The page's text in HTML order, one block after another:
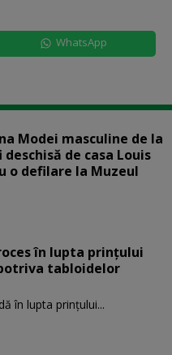
WhatsApp
Modei masculine de la
deschisă de casa Louis
o defilare la Muzeul
în lupta prinţului
tabloidelor
în lupta prinţului...